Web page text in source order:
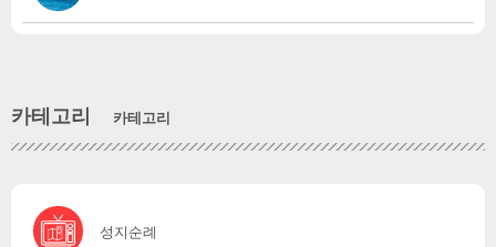
카테고리 카테고리
성지순례